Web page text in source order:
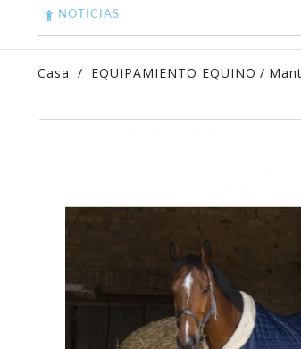
NOTICIAS
Casa / EQUIPAMIENTO EQUINO /